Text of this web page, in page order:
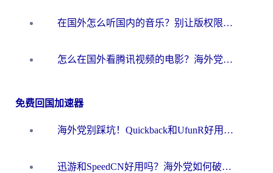
在国外怎么听国内的音乐？别让版权限制断了你的华语歌单
怎么在国外看腾讯视频的电影？海外党亲测有效的回国加速指南
免费回国加速器
海外党别踩坑！Quickback和UfunR好用吗？选对回国加速器才能无缝刷国内资源
迅游和SpeedCN好用吗？海外党如何破解那道看不见的墙